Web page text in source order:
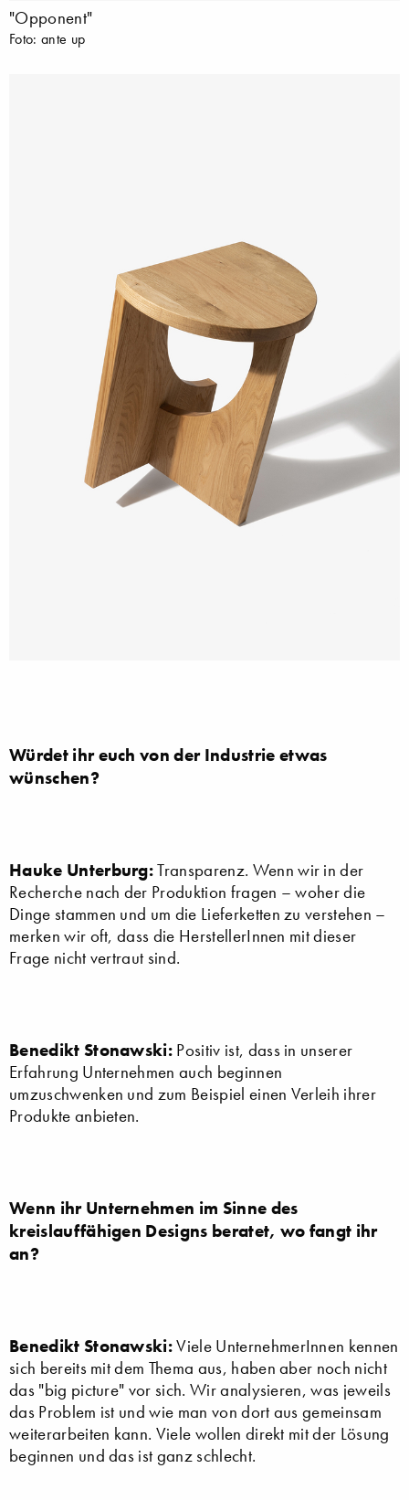
"Opponent"
Foto: ante up
Würdet ihr euch von der Industrie etwas
wünschen?
Hauke Unterburg:Transparenz. Wenn wir in der
Recherche nach der Produktion fragen – woher die
Dinge stammen und um die Lieferketten zu verstehen –
merken wir oft, dass die HerstellerInnen mit dieser
Frage nicht vertraut sind.
Benedikt Stonawski: Positiv ist, dass in unserer
Erfahrung Unternehmen auch beginnen
umzuschwenken und zum Beispiel einen Verleih ihrer
Produkte anbieten.
Wenn ihr Unternehmen im Sinne des
kreislauffähigen Designs beratet, wo fangt ihr
an?
Benedikt Stonawski:Viele UnternehmerInnen kennen
sich bereits mit dem Thema aus, haben aber noch nicht
das "big picture" vor sich. Wir analysieren, was jeweils
das Problem ist und wie man von dort aus gemeinsam
weiterarbeiten kann. Viele wollen direkt mit der Lösung
beginnen und das ist ganz schlecht.